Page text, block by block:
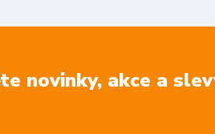
novinky, akce a